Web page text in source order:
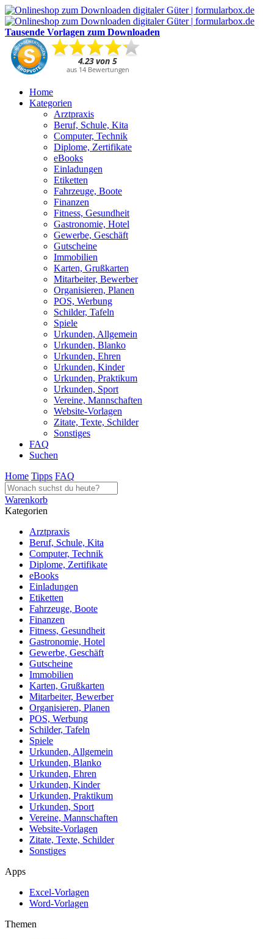
Tausende Vorlagen zum Downloaden
Home
Kategorien
Arztpraxis
Beruf, Schule, Kita
Computer, Technik
Diplome, Zertifikate
eBooks
Einladungen
Etiketten
Fahrzeuge, Boote
Finanzen
Fitness, Gesundheit
Gastronomie, Hotel
Gewerbe, Geschäft
Gutscheine
Immobilien
Karten, Grußkarten
Mitarbeiter, Bewerber
Organisieren, Planen
POS, Werbung
Schilder, Tafeln
Spiele
Urkunden, Allgemein
Urkunden, Blanko
Urkunden, Ehren
Urkunden, Kinder
Urkunden, Praktikum
Urkunden, Sport
Vereine, Mannschaften
Website-Vorlagen
Zitate, Texte, Schilder
Sonstiges
FAQ
Suchen
Home Tipps FAQ
Warenkorb
Kategorien
Arztpraxis
Beruf, Schule, Kita
Computer, Technik
Diplome, Zertifikate
eBooks
Einladungen
Etiketten
Fahrzeuge, Boote
Finanzen
Fitness, Gesundheit
Gastronomie, Hotel
Gewerbe, Geschäft
Gutscheine
Immobilien
Karten, Grußkarten
Mitarbeiter, Bewerber
Organisieren, Planen
POS, Werbung
Schilder, Tafeln
Spiele
Urkunden, Allgemein
Urkunden, Blanko
Urkunden, Ehren
Urkunden, Kinder
Urkunden, Praktikum
Urkunden, Sport
Vereine, Mannschaften
Website-Vorlagen
Zitate, Texte, Schilder
Sonstiges
Apps
Excel-Vorlagen
Word-Vorlagen
Themen